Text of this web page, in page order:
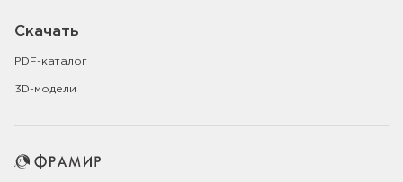
Скачать
PDF-каталог
3D-модели